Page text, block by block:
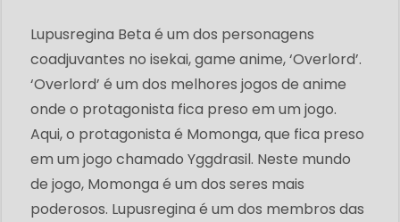
Lupusregina Beta é um dos personagens
coadjuvantes no isekai, game anime, ‘Overlord’.
‘Overlord’ é um dos melhores jogos de anime
onde o protagonista fica preso em um jogo.
Aqui, o protagonista é Momonga, que fica preso
em um jogo chamado Yggdrasil. Neste mundo
de jogo, Momonga é um dos seres mais
poderosos. Lupusregina é um dos membros das